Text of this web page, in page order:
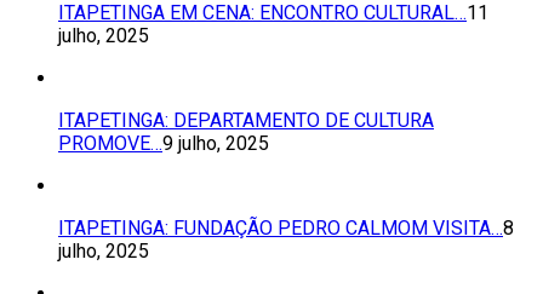
ITAPETINGA EM CENA: ENCONTRO CULTURAL…11
julho, 2025
ITAPETINGA: DEPARTAMENTO DE CULTURA
PROMOVE…9 julho, 2025
ITAPETINGA: FUNDAÇÃO PEDRO CALMOM VISITA…8
julho, 2025